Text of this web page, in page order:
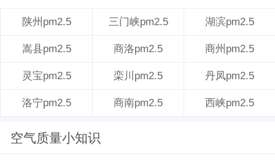
陕州pm2.5 三门峡pm2.5 湖滨pm2.5
嵩县pm2.5 商洛pm2.5 商州pm2.5
灵宝pm2.5 栾川pm2.5 丹凤pm2.5
洛宁pm2.5 商南pm2.5 西峡pm2.5
空气质量小知识